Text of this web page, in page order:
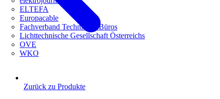
ELTEFA
Europacable
Fachverband Technische Büros
Lichttechnische Gesellschaft Österreichs
OVE
WKO
Zurück zu Produkte